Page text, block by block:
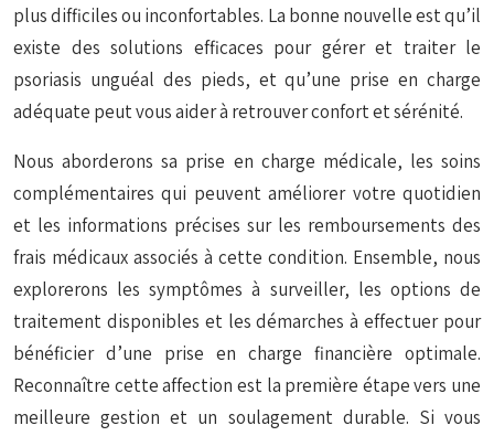
plus difficiles ou inconfortables. La bonne nouvelle est qu’il
existe des solutions efficaces pour gérer et traiter le
psoriasis unguéal des pieds, et qu’une prise en charge
adéquate peut vous aider à retrouver confort et sérénité.
Nous aborderons sa prise en charge médicale, les soins
complémentaires qui peuvent améliorer votre quotidien
et les informations précises sur les remboursements des
frais médicaux associés à cette condition. Ensemble, nous
explorerons les symptômes à surveiller, les options de
traitement disponibles et les démarches à effectuer pour
bénéficier d’une prise en charge financière optimale.
Reconnaître cette affection est la première étape vers une
meilleure gestion et un soulagement durable. Si vous